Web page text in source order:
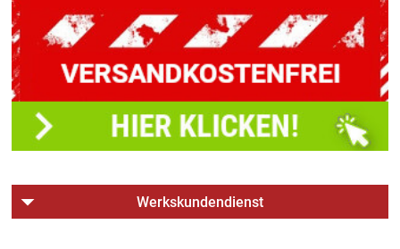
Werkskundendienst